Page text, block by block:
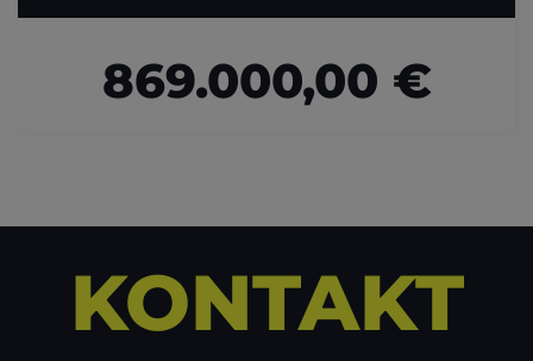
869.000,00 €
KONTAKT